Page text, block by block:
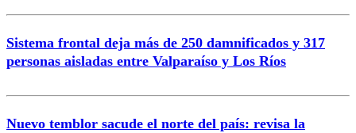
Sistema frontal deja más de 250 damnificados y 317
personas aisladas entre Valparaíso y Los Ríos
Nuevo temblor sacude el norte del país: revisa la